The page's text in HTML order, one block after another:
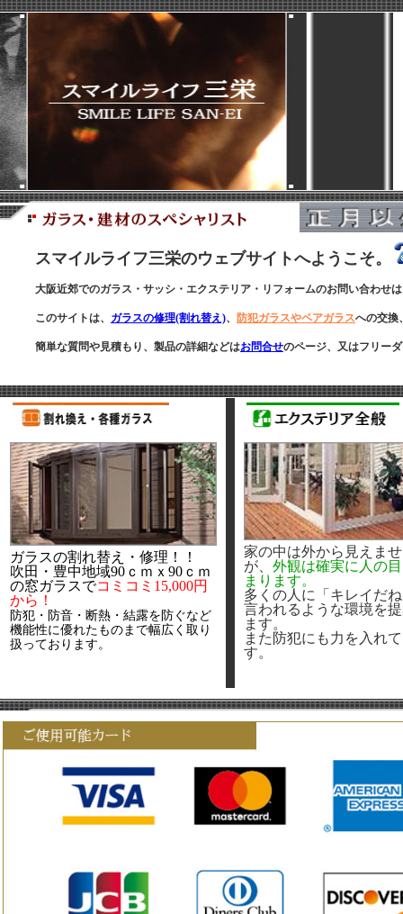
スマイルライフ三栄のウェブサイトへようこそ。
大阪近郊でのガラス・サッシ・エクステリア・リフォームのお問い合わせ
このサイトは、 ガラスの修理(割れ替え)、 防犯ガラスやペアガラスへの交換
簡単な質問や見積もり、製品の詳細などはお問合せのページ、又はフリー
ガラスの割れ替え・修理！！
吹田・豊中地域90ｃｍｘ90ｃｍ
の窓ガラスでコミコミ15,000円
から！
防犯・防音・断熱・結露を防ぐなど
機能性に優れたものまで幅広く取り
扱っております。
家の中は外から見えま
が、 外観は確実に人の
まります。
多くの人に「キレイだ
言われるような環境を
ます。
また防犯にも力を入れ
す。